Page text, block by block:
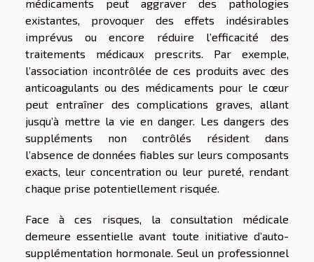
médicaments peut aggraver des pathologies
existantes, provoquer des effets indésirables
imprévus ou encore réduire l’efficacité des
traitements médicaux prescrits. Par exemple,
l’association incontrôlée de ces produits avec des
anticoagulants ou des médicaments pour le cœur
peut entraîner des complications graves, allant
jusqu’à mettre la vie en danger. Les dangers des
suppléments non contrôlés résident dans
l’absence de données fiables sur leurs composants
exacts, leur concentration ou leur pureté, rendant
chaque prise potentiellement risquée.
Face à ces risques, la consultation médicale
demeure essentielle avant toute initiative d’auto-
supplémentation hormonale. Seul un professionnel